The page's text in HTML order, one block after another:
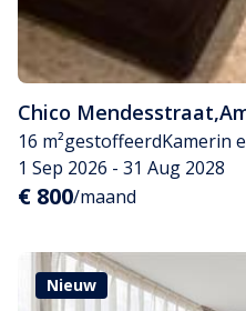
Chico Mendesstraat,
16 m²gestoffeerdKamerin
1 Sep 2026 - 31 Aug 2028
€ 800/maand
Nieuw